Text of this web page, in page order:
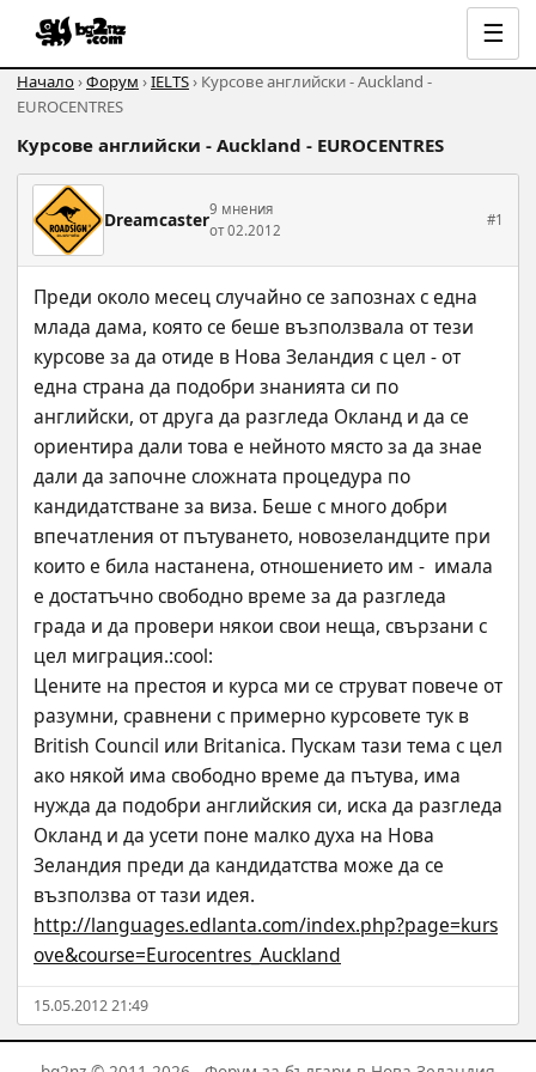
☰
Начало›Форум ›IELTS› Курсове английски - Auckland -
EUROCENTRES
Курсове английски - Auckland - EUROCENTRES
Dreamcaster9 мнения
от 02.2012
#1
Преди около месец случайно се запознах с една
млада дама, която се беше възползвала от тези
курсове за да отиде в Нова Зеландия с цел - от
една страна да подобри знанията си по
английски, от друга да разгледа Окланд и да се
ориентира дали това е нейното място за да знае
дали да започне сложната процедура по
кандидатстване за виза. Беше с много добри
впечатления от пътуването, новозеландците при
които е била настанена, отношението им -  имала
е достатъчно свободно време за да разгледа
града и да провери някои свои неща, свързани с
цел миграция.:cool:
Цените на престоя и курса ми се струват повече от
разумни, сравнени с примерно курсовете тук в
British Council или Britanica. Пускам тази тема с цел
ако някой има свободно време да пътува, има
нужда да подобри английския си, иска да разгледа
Окланд и да усети поне малко духа на Нова
Зеландия преди да кандидатства може да се
възползва от тази идея.
http://languages.edlanta.com/index.php?page=kurs
ove&course=Eurocentres_Auckland
15.05.2012 21:49